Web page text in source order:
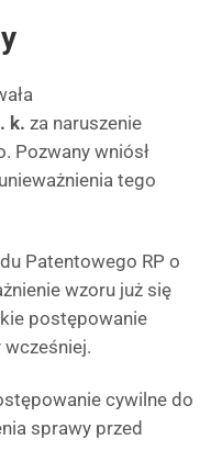
k. za naruszenie
Pozwany wniósł
tego
Patentowego RP o
wzoru już się
postępowanie
cywilne do
sprawy przed